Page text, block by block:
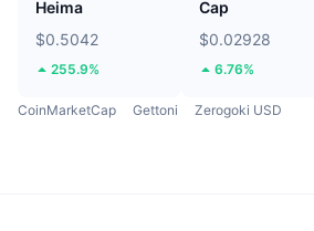
Heima
$0.5042
255.9%
Cap
$0.02928
6.76%
CoinMarketCap Gettoni Zerogoki USD